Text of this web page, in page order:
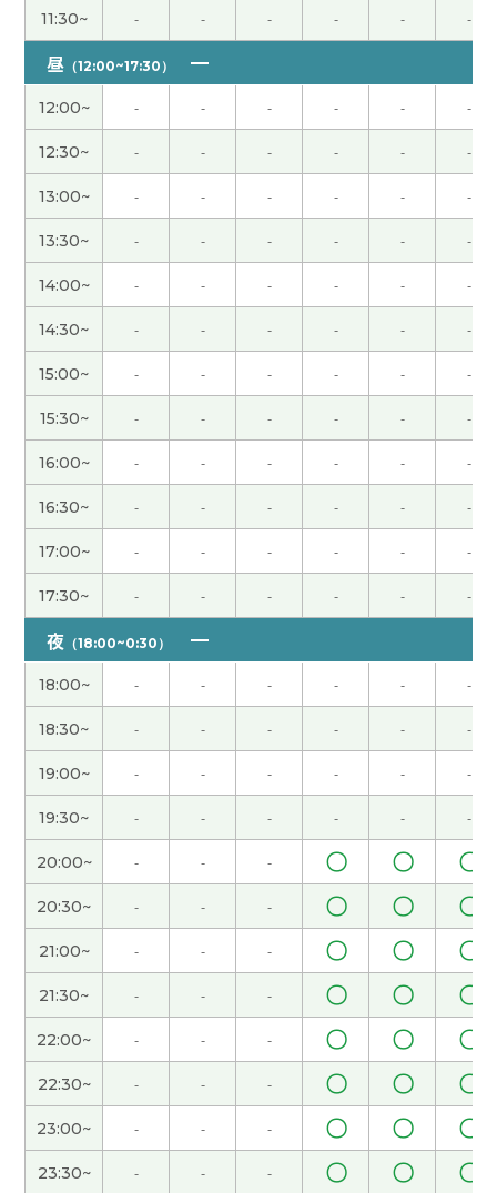
谢谢老师！ 下次再见吧 ( 男性 )
谢谢老师！ 好久不见了 这节课也很开心 下次见吧！
( 男性 )
コメントに中国語の言い方がきついと書いている
方がいますが、同感です。複数回受けていますが、
25分ですら長く感じることがあります。ご注意く
ださい。
谢谢老师，中国語の学習の為に考えていただきあり
がとうございます。今後もよろしくお願いします！
( 男性 )
老師也辛苦了 下次見🍀 ( 女性 )
谢谢了！是很开心的课程。
ご指導 ありがとうございました。 また教えてくだ
さい よろしくお願いします( 50代 男性 )
老师时间过的好快呢，我们一起为目标努力吧！( 女
性 )
谢谢老师，今天是特别的一天。 一件事结束，心情
比较舒畅。 我从这开始也好好学中文☺️
( 女性 )
谢谢老师！ 好久不见了 这节课也很开心 下次见吧！
( 男性 )
単語の使い方や間違った声調を直していただきま
した。ただ中国語のきつい語調が気になりまし
た。
谢谢您。我要加油！
谢谢您。我要加油！
谢谢您。我要加油！
谢谢！我的语法还差得远，但是我想每天写汉语的
11:30~ - - - - - -
昼 （12:00~17:30）
12:00~ - - - - - -
12:30~ - - - - - -
13:00~ - - - - - -
13:30~ - - - - - -
14:00~ - - - - - -
14:30~ - - - - - -
15:00~ - - - - - -
15:30~ - - - - - -
16:00~ - - - - - -
16:30~ - - - - - -
17:00~ - - - - - -
17:30~ - - - - - -
夜 （18:00~0:30）
18:00~ - - - - - -
18:30~ - - - - - -
19:00~ - - - - - -
19:30~ - - - - - -
20:00~ - - - 〇 〇 〇
20:30~ - - - 〇 〇 〇
21:00~ - - - 〇 〇 〇
21:30~ - - - 〇 〇 〇
22:00~ - - - 〇 〇 〇
22:30~ - - - 〇 〇 〇
23:00~ - - - 〇 〇 〇
23:30~ - - - 〇 〇 〇